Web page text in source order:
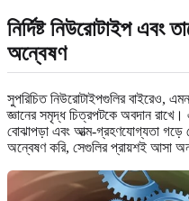
নির্দিষ্ট নিউরোটাইপ
অন্বেষণ
সুপরিচিত নিউরোটাইপগুলির বাইরেও,
জ্ঞানের সমৃদ্ধ চিত্রপটকে অবদান
বোঝাপড়া এবং আত্ম-গ্রহণযোগ্যতা গড়ে
অন্বেষণ করি, সেগুলির প্রায়শই আসা